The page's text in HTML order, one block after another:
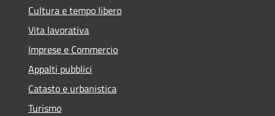
Cultura e tempo libero
Vita lavorativa
Imprese e Commercio
Appalti pubblici
Catasto e urbanistica
Turismo